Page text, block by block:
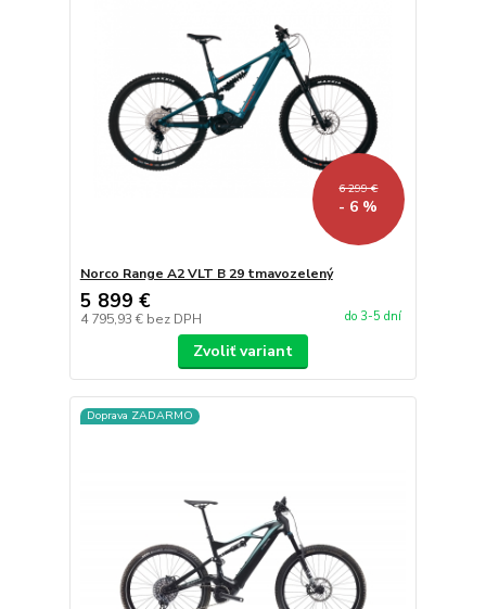
6 299 €
- 6 %
Norco Range A2 VLT B 29 tmavozelený
5 899 €
4 795,93 € bez DPH do 3-5 dní
Zvoliť variant
Doprava ZADARMO